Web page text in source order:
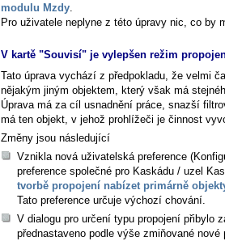
modulu Mzdy
Pro uživatele neplyne z této úpravy nic, co by
V kartě "Souvisí" je vylepšen režim
Tato úprava vychází z předpokladu, že velmi
nějakým jiným objektem, který však má
Úprava má za cíl usnadnění práce, snazší
má ten objekt, v jehož prohlížeči je činnost
Změny jsou následující
Vznikla nová uživatelská preference (
preference společné pro Kaskádu / uzel
tvorbě propojení nabízet primárně
Tato preference určuje výchozí chování.
V dialogu pro určení typu propojení přibylo
přednastaveno podle výše zmiňované